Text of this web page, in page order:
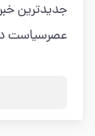
جدیدترین
عصرسیاست